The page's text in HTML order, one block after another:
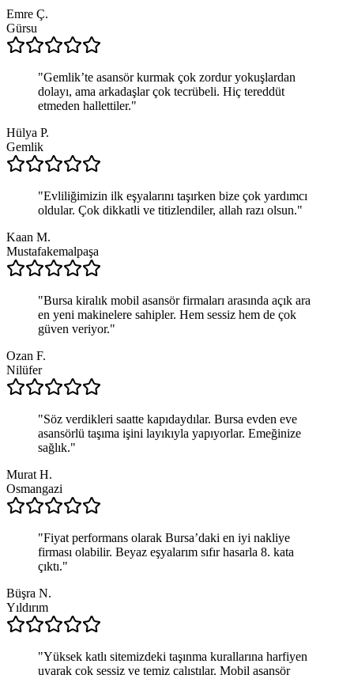
Emre Ç.
Gürsu
"Gemlik’te asansör kurmak çok zordur yokuşlardan
dolayı, ama arkadaşlar çok tecrübeli. Hiç tereddüt
etmeden hallettiler."
Hülya P.
Gemlik
"Evliliğimizin ilk eşyalarını taşırken bize çok yardımcı
oldular. Çok dikkatli ve titizlendiler, allah razı olsun."
Kaan M.
Mustafakemalpaşa
"Bursa kiralık mobil asansör firmaları arasında açık ara
en yeni makinelere sahipler. Hem sessiz hem de çok
güven veriyor."
Ozan F.
Nilüfer
"Söz verdikleri saatte kapıdaydılar. Bursa evden eve
asansörlü taşıma işini layıkıyla yapıyorlar. Emeğinize
sağlık."
Murat H.
Osmangazi
"Fiyat performans olarak Bursa’daki en iyi nakliye
firması olabilir. Beyaz eşyalarım sıfır hasarla 8. kata
çıktı."
Büşra N.
Yıldırım
"Yüksek katlı sitemizdeki taşınma kurallarına harfiyen
uyarak çok sessiz ve temiz çalıştılar. Mobil asansör